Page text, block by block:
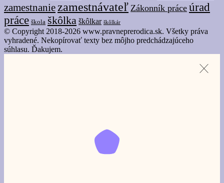
zamestnaniezamestnávateľ Zákonník práce úrad
práce škola škôlka škôlkar škôlkár
© Copyright 2018-2026 www.pravneprerodica.sk. Všetky práva
vyhradené. Nekopírovať texty bez môjho predchádzajúceho
súhlasu. Ďakujem.